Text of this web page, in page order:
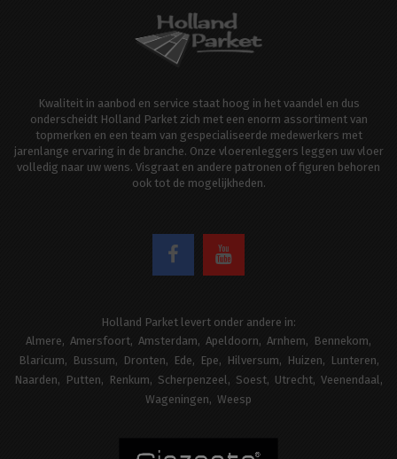
Kwaliteit in aanbod en service staat hoog in het vaandel en dus
onderscheidt Holland Parket zich met een enorm assortiment van
topmerken en een team van gespecialiseerde medewerkers met
jarenlange ervaring in de branche. Onze vloerenleggers leggen uw vloer
volledig naar uw wens. Visgraat en andere patronen of figuren behoren
ook tot de mogelijkheden.
Holland Parket levert onder andere in:
Almere
Amersfoort Amsterdam Apeldoorn Arnhem
Bennekom
Blaricum
Bussum Dronten Ede Epe Hilversum Huizen
Lunteren
Naarden
Putten Renkum Scherpenzeel Soest Utrecht Veenendaal
Wageningen
Weesp